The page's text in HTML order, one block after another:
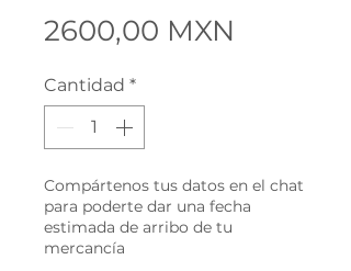
2600,00 MXN
Cantidad *
Compártenos tus datos en el chat
para poderte dar una fecha
estimada de arribo de tu
mercancía